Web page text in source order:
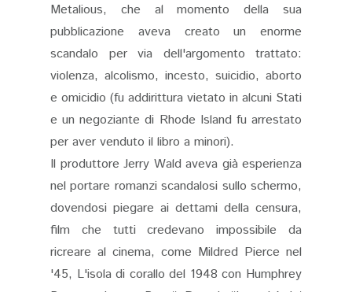
Metalious, che al momento della sua
pubblicazione aveva creato un enorme
scandalo per via dell'argomento trattato:
violenza, alcolismo, incesto, suicidio, aborto
e omicidio (fu addirittura vietato in alcuni Stati
e un negoziante di Rhode Island fu arrestato
per aver venduto il libro a minori).
Il produttore Jerry Wald aveva già esperienza
nel portare romanzi scandalosi sullo schermo,
dovendosi piegare ai dettami della censura,
film che tutti credevano impossibile da
ricreare al cinema, come Mildred Pierce nel
'45, L'isola di corallo del 1948 con Humphrey